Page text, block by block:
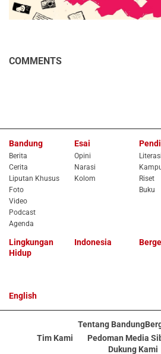
COMMENTS
Bandung
Berita
Cerita
Liputan Khusus
Foto
Video
Podcast
Agenda
Esai
Opini
Narasi
Kolom
Literasi
Riset
Buku
Lingkungan
Hidup
Indonesia
English
Tentang
Tim Kami
Pedoman Media
Dukung Kami